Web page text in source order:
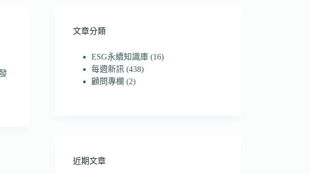
文章分類
ESG永續知識庫(16)
每週新訊(438)
顧問專欄 (2)
近期文章